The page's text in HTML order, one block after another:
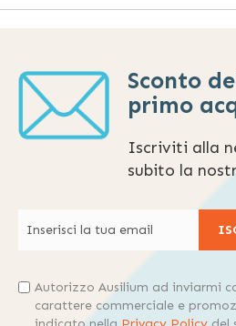
Sconto
primo
Iscriviti alla
subito la
Autorizzo Ausilium ad inviarmi
carattere commerciale e